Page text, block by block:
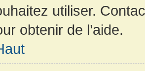
utiliser.
obtenir de l’aide.